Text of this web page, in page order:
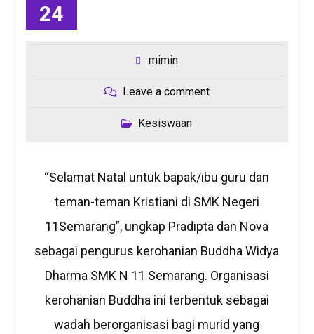
24
mimin
Leave a comment
Kesiswaan
“Selamat Natal untuk bapak/ibu guru dan
teman-teman Kristiani di SMK Negeri
11Semarang”, ungkap Pradipta dan Nova
sebagai pengurus kerohanian Buddha Widya
Dharma SMK N 11 Semarang. Organisasi
kerohanian Buddha ini terbentuk sebagai
wadah berorganisasi bagi murid yang